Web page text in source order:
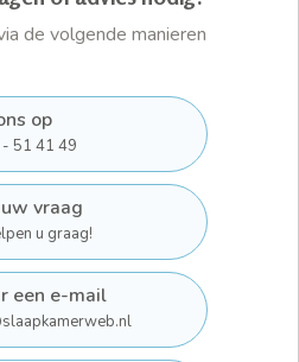
de volgende manieren
op
51 41 49
vraag
u graag!
een e-mail